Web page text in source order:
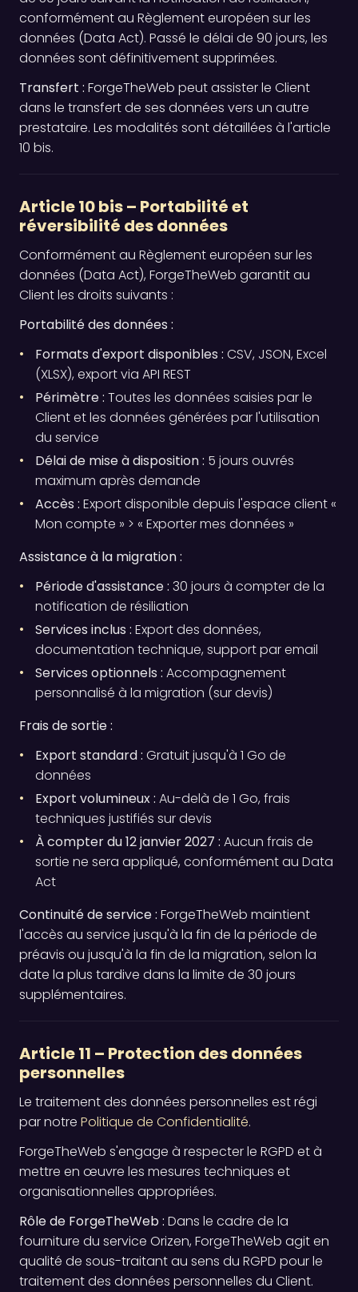
conformément au Règlement européen sur les
données (Data Act). Passé le délai de 90 jours, les
données sont définitivement supprimées.
Transfert : ForgeTheWeb peut assister le Client
dans le transfert de ses données vers un autre
prestataire. Les modalités sont détaillées à l'article
10 bis.
Article 10 bis – Portabilité et
réversibilité des données
Conformément au Règlement européen sur les
données (Data Act), ForgeTheWeb garantit au
Client les droits suivants :
Portabilité des données :
Formats d'export disponibles : CSV, JSON, Excel
(XLSX), export via API REST
Périmètre : Toutes les données saisies par le
Client et les données générées par l'utilisation
du service
Délai de mise à disposition : 5 jours ouvrés
maximum après demande
Accès : Export disponible depuis l'espace client «
Mon compte » > « Exporter mes données »
Assistance à la migration :
Période d'assistance : 30 jours à compter de la
notification de résiliation
Services inclus : Export des données,
documentation technique, support par email
Services optionnels : Accompagnement
personnalisé à la migration (sur devis)
Frais de sortie :
Export standard : Gratuit jusqu'à 1 Go de
données
Export volumineux : Au-delà de 1 Go, frais
techniques justifiés sur devis
À compter du 12 janvier 2027 : Aucun frais de
sortie ne sera appliqué, conformément au Data
Act
Continuité de service : ForgeTheWeb maintient
l'accès au service jusqu'à la fin de la période de
préavis ou jusqu'à la fin de la migration, selon la
date la plus tardive dans la limite de 30 jours
supplémentaires.
Article 11 – Protection des données
personnelles
Le traitement des données personnelles est régi
par notre Politique de Confidentialité.
ForgeTheWeb s'engage à respecter le RGPD et à
mettre en œuvre les mesures techniques et
organisationnelles appropriées.
Rôle de ForgeTheWeb : Dans le cadre de la
fourniture du service Orizen, ForgeTheWeb agit en
qualité de sous-traitant au sens du RGPD pour le
traitement des données personnelles du Client.